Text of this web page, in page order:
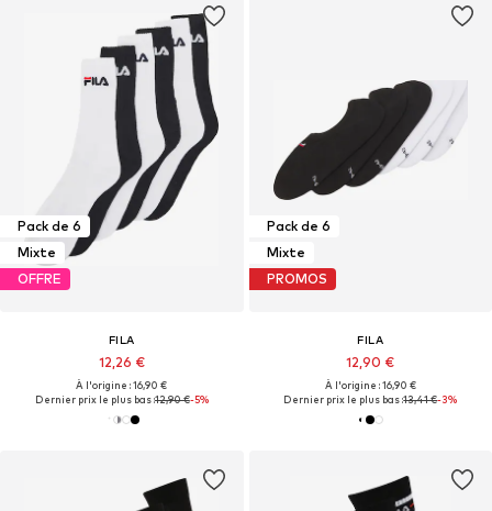
Pack de 6
Mixte
OFFRE
FILA
12,26 €
À l'origine : 16,90 €
Dernier prix le plus bas :12,90 €-5%
Pack de 6
Mixte
PROMOS
FILA
12,90 €
À l'origine : 16,90 €
Dernier prix le plus bas :13,41 €-3%